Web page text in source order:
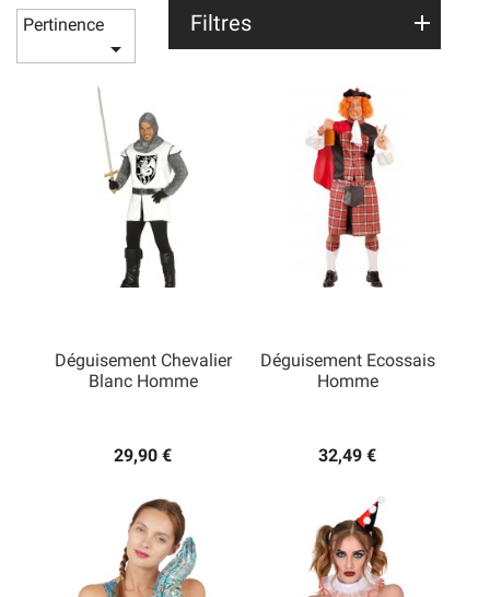
Pertinence

Filtres
Déguisement Chevalier
Blanc Homme
29,90 €
Déguisement Ecossais
Homme
32,49 €